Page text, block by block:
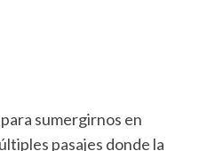
sumergirnos en
pasajes donde la